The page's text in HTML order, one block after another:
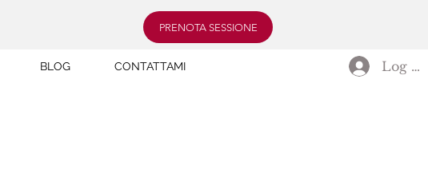
PRENOTA SESSIONE
BLOG CONTATTAMI Log In